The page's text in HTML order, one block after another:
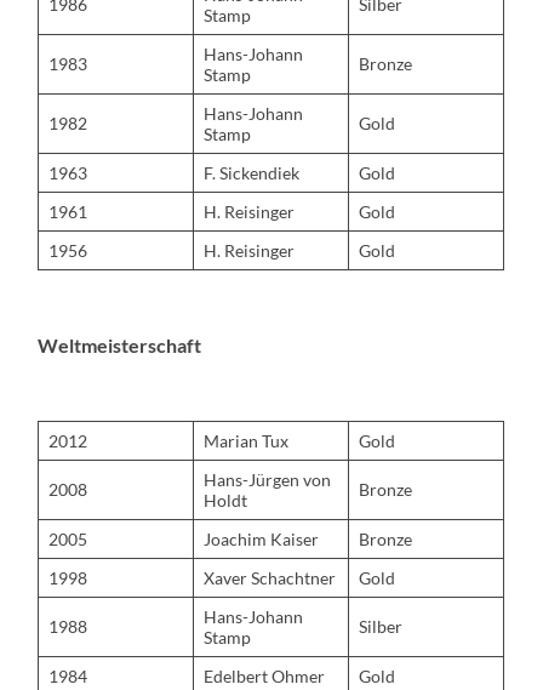
Stamp
1983
Hans-Johann
Stamp
Bronze
1982
Hans-Johann
Stamp
Gold
1963 F. Sickendiek
Gold
1961
H. Reisinger
Gold
1956
H. Reisinger Gold
Weltmeisterschaft
2012 Marian Tux Gold
2008
Hans-Jürgen von
Holdt
Bronze
2005 Joachim Kaiser
Bronze
1998
Xaver Schachtner Gold
1988
Hans-Johann
Stamp
Silber
1984 Edelbert Ohmer Gold